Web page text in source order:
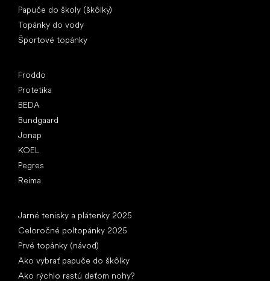
Papuče do školy (škôlky)
Topánky do vody
Športové topánky
Froddo
Protetika
BEDA
Bundgaard
Jonap
KOEL
Pegres
Reima
Jarné tenisky a plátenky 2025
Celoročné poltopánky 2025
Prvé topánky (návod)
Ako vybrať papuče do škôlky
Ako rýchlo rastú deťom nohy?